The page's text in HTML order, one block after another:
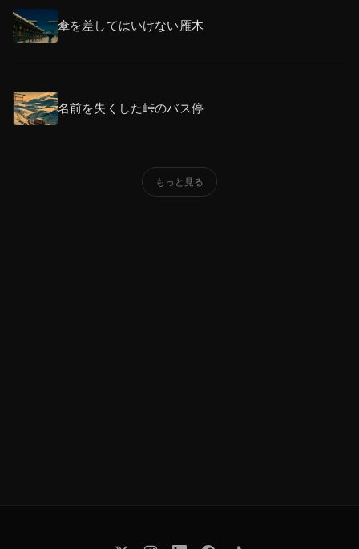
傘を差してはいけない雁木
名前を失くした峠のバス停
もっと見る